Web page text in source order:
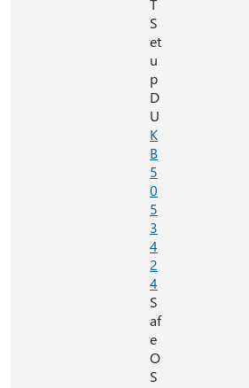
T
S
et
u
p
D
U
K
B
5
0
5
3
4
2
4
S
af
e
O
S